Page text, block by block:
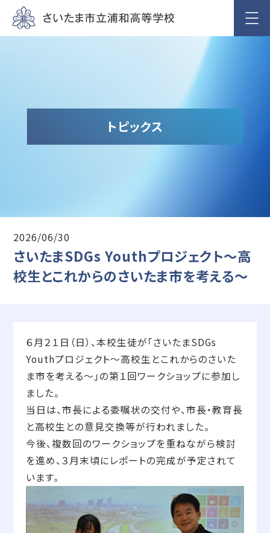
トピックス
2026/06/30
さいたまSDGs Youthプロジェクト～高
校生とこれからのさいたま市を考える～
６月２１日（日）、本校生徒が「さいたまSDGs
Youthプロジェクト～高校生とこれからのさいた
ま市を考える～」の第１回ワークショップに参加し
ました。
当日は、市長による委嘱状の交付や、市長・教育長
と高校生との意見交換等が行われました。
今後、複数回のワークショップを重ねながら検討
を進め、３月末頃にレポートの完成が予定されて
います。